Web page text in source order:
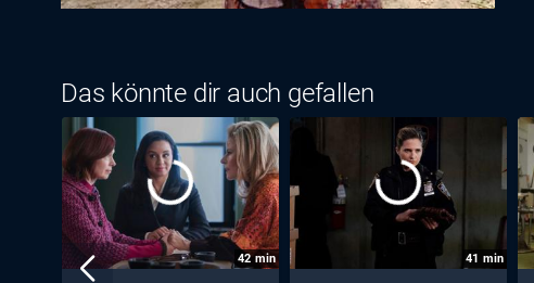
Das könnte dir auch gefallen
42min 41 min